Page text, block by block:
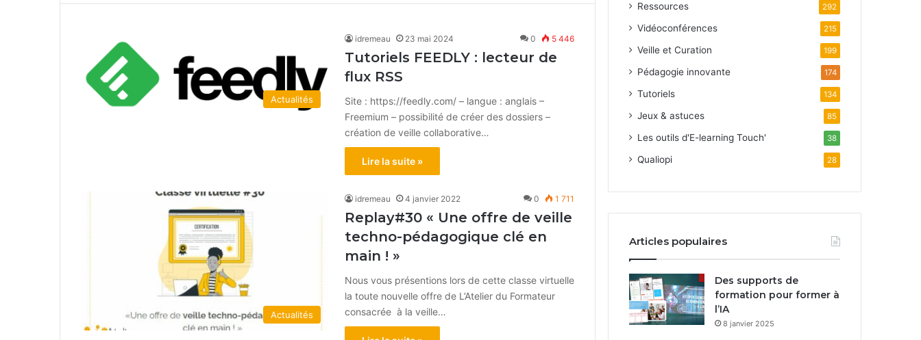
Actualités
idremeau 23 mai 2024 0 5 446
Tutoriels FEEDLY : lecteur de
flux RSS
Site : https://feedly.com/ – langue : anglais –
Freemium – possibilité de créer des dossiers –
création de veille collaborative…
Lire la suite »
Actualités
idremeau 4 janvier 2022 0 1 711
Replay#30 « Une offre de veille
techno-pédagogique clé en
main ! »
Nous vous présentions lors de cette classe virtuelle
la toute nouvelle offre de L’Atelier du Formateur
consacrée à la veille…
Ressources 292
Vidéoconférences 215
Veille et Curation 199
Pédagogie innovante 174
Tutoriels 134
Jeux & astuces 85
Les outils d'E-learning Touch' 38
Qualiopi 28
Articles populaires
Des supports de
formation pour former à
l’IA
8 janvier 2025